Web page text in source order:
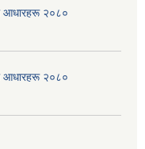
आधारहरू २०८०
आधारहरू २०८०